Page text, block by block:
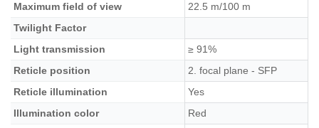
Maximum field of view
22.5 m/100 m
Twilight Factor
Light transmission
≥ 91%
Reticle position
2. focal plane - SFP
Reticle illumination
Yes
Illumination color
Red